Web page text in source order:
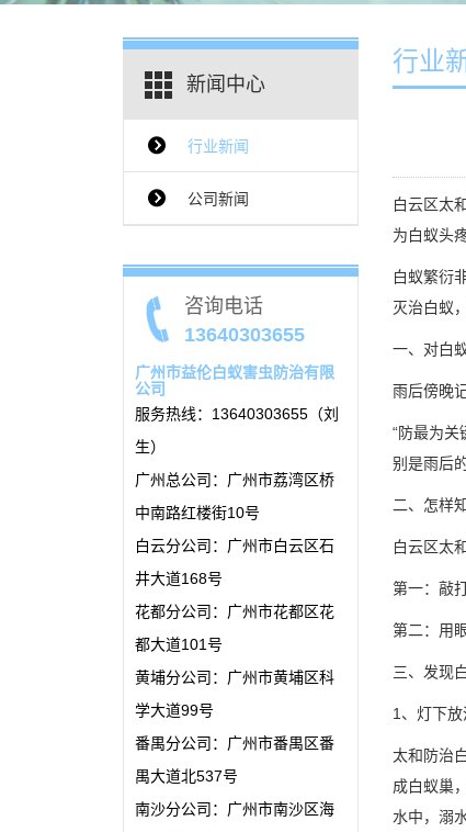
新闻中心
{$ClassName_en}
行业新闻
公司新闻
咨询电话
13640303655
广州市益伦白蚁害虫防治有限
公司
服务热线：13640303655（刘
生）
广州总公司：广州市荔湾区桥
中南路红楼街10号
白云分公司：广州市白云区石
井大道168号
花都分公司：广州市花都区花
都大道101号
黄埔分公司：广州市黄埔区科
学大道99号
番禺分公司：广州市番禺区番
禺大道北537号
南沙分公司：广州市南沙区海
行业
白云区太
为白蚁头
白蚁繁衍
灭治白蚁
一、对白
雨后傍晚
“防最为关
别是雨后
二、怎样
白云区太
第一：敲
第二：用
三、发现
1、灯下
太和防治
成白蚁巢
水中，溺